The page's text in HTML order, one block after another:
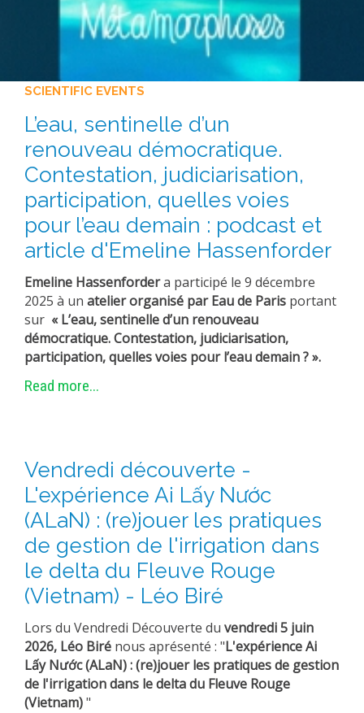
SCIENTIFIC EVENTS
L’eau, sentinelle d’un
renouveau démocratique.
Contestation, judiciarisation,
participation, quelles voies
pour l’eau demain : podcast et
article d'Emeline Hassenforder
Emeline Hassenfordera participé le 9 décembre
2025 à un atelier organisé par Eau de Paris portant
sur « L’eau, sentinelle d’un renouveau
démocratique. Contestation, judiciarisation,
participation, quelles voies pour l’eau demain ? ».
Read more...
Vendredi découverte -
L'expérience Ai Lấy Nước
(ALaN) : (re)jouer les pratiques
de gestion de l'irrigation dans
le delta du Fleuve Rouge
(Vietnam) - Léo Biré
Lors du Vendredi Découverte du vendredi 5 juin
2026, Léo Biré nous aprésenté : "L'expérience Ai
Lấy Nước (ALaN) : (re)jouer les pratiques de gestion
de l'irrigation dans le delta du Fleuve Rouge
(Vietnam)"